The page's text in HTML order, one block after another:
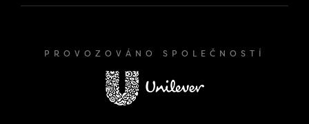
PROVOZOVÁNO SPOLEČNOSTÍ